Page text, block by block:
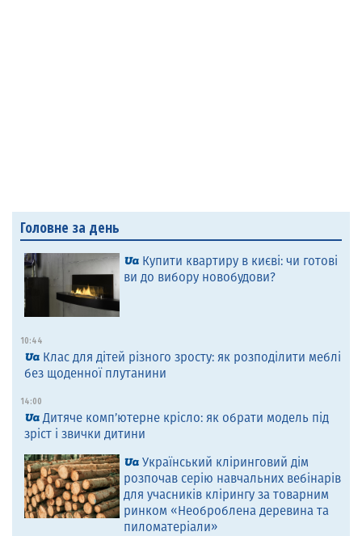
Головне за день
Купити квартиру в києві: чи готові
ви до вибору новобудови?
10:44
Клас для дітей різного зросту: як розподілити меблі
без щоденної плутанини
14:00
Дитяче комп’ютерне крісло: як обрати модель під
зріст і звички дитини
Український кліринговий дім
розпочав серію навчальних вебінарів
для учасників клірингу за товарним
ринком «Необроблена деревина та
пиломатеріали»